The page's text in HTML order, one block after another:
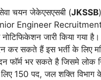
चयन जेकेएसएसबी (JKSSB)
Engineer
जारी किया गया है।
कर सकते हैं इस भर्ती के लिए
फॉर्म भर सकते है जिसमे लोक
150 पद, जल शक्ति विभाग